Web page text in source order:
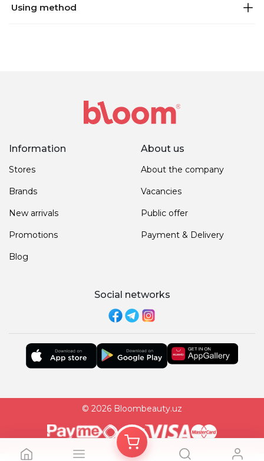
Using method
Information
Stores
Brands
New arrivals
Promotions
Blog
About us
About the company
Vacancies
Public offer
Payment & Delivery
Social networks
© 2026 Bloombeauty.uz